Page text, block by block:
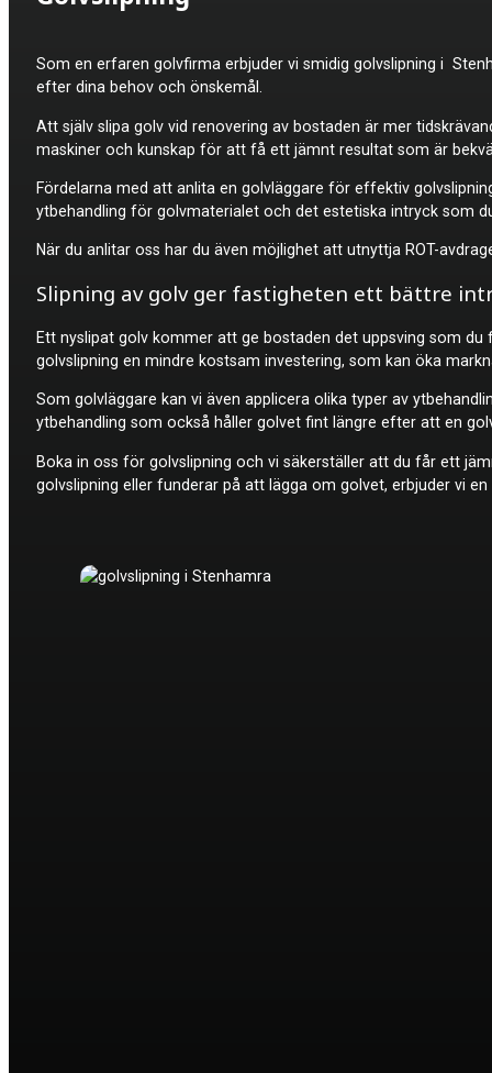
Som en erfaren golvfirma erbjuder vi smidig golvslipning i
efter dina behov och önskemål.
Att själv slipa golv vid renovering av bostaden är mer
maskiner och kunskap för att få ett jämnt resultat som är
Fördelarna med att anlita en golvläggare för effektiv
ytbehandling för golvmaterialet och det estetiska intryck som
När du anlitar oss har du även möjlighet att utnyttja ROT-
Slipning av golv ger fastigheten ett bättre
Ett nyslipat golv kommer att ge bostaden det uppsving som
golvslipning en mindre kostsam investering, som kan öka
Som golvläggare kan vi även applicera olika typer av
ytbehandling som också håller golvet fint längre efter att en
Boka in oss för golvslipning och vi säkerställer att du får ett
golvslipning eller funderar på att lägga om golvet, erbjuder vi